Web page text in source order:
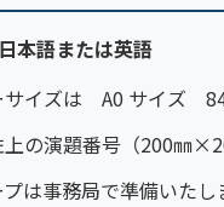
本語または英語
サイズは A0 サイズ
上の演題番号（200㎜
は事務局で準備いたし